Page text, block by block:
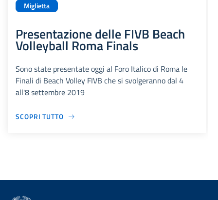
Miglietta
Presentazione delle FIVB Beach
Volleyball Roma Finals
Sono state presentate oggi al Foro Italico di Roma le
Finali di Beach Volley FIVB che si svolgeranno dal 4
all'8 settembre 2019
SCOPRI TUTTO